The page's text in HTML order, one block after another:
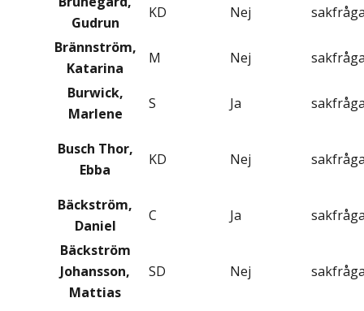
Gudrun
KD Nej
Brännström,
Katarina
M Nej
Burwick,
Marlene
S Ja
Busch Thor,
Ebba
KD Nej
Bäckström,
Daniel
C Ja
Bäckström
Johansson,
Mattias
SD Nej